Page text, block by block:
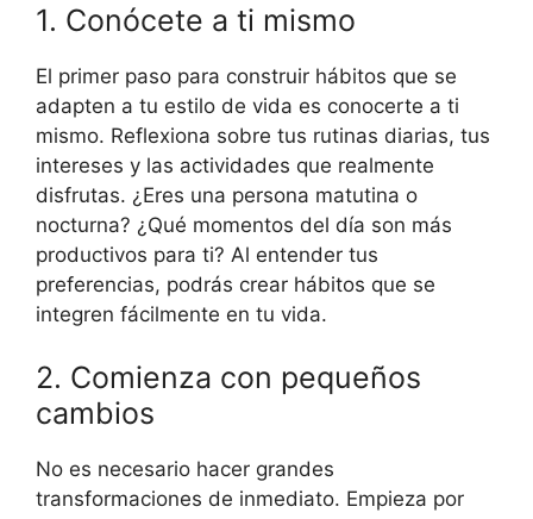
1. Conócete a ti mismo
El primer paso para construir hábitos que se
adapten a tu estilo de vida es conocerte a ti
mismo. Reflexiona sobre tus rutinas diarias, tus
intereses y las actividades que realmente
disfrutas. ¿Eres una persona matutina o
nocturna? ¿Qué momentos del día son más
productivos para ti? Al entender tus
preferencias, podrás crear hábitos que se
integren fácilmente en tu vida.
2. Comienza con pequeños
cambios
No es necesario hacer grandes
transformaciones de inmediato. Empieza por